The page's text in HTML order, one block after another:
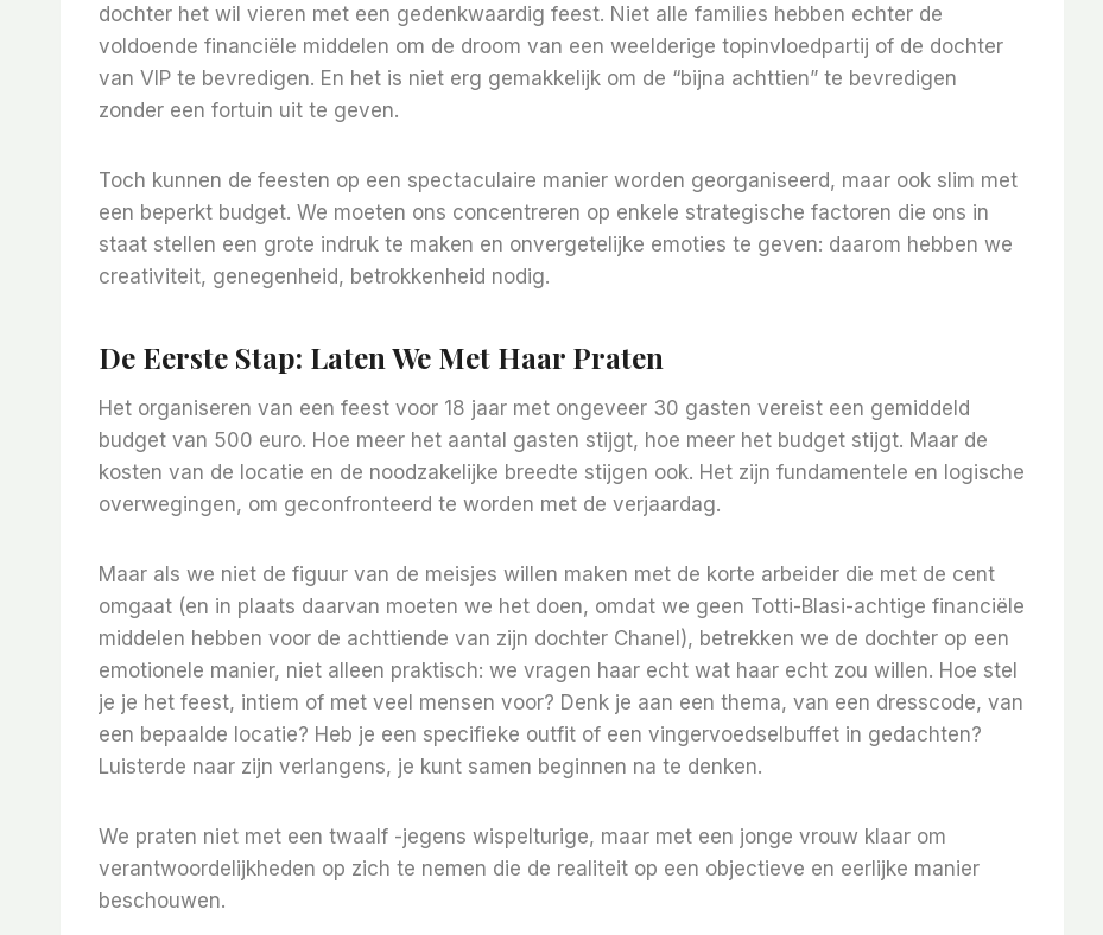
dochter het wil vieren met een gedenkwaardig feest. Niet alle families hebben echter de
voldoende financiële middelen om de droom van een weelderige topinvloedpartij of de dochter
van VIP te bevredigen. En het is niet erg gemakkelijk om de “bijna achttien” te bevredigen
zonder een fortuin uit te geven.
Toch kunnen de feesten op een spectaculaire manier worden georganiseerd, maar ook slim met
een beperkt budget. We moeten ons concentreren op enkele strategische factoren die ons in
staat stellen een grote indruk te maken en onvergetelijke emoties te geven: daarom hebben we
creativiteit, genegenheid, betrokkenheid nodig.
De Eerste Stap: Laten We Met Haar Praten
Het organiseren van een feest voor 18 jaar met ongeveer 30 gasten vereist een gemiddeld
budget van 500 euro. Hoe meer het aantal gasten stijgt, hoe meer het budget stijgt. Maar de
kosten van de locatie en de noodzakelijke breedte stijgen ook. Het zijn fundamentele en logische
overwegingen, om geconfronteerd te worden met de verjaardag.
Maar als we niet de figuur van de meisjes willen maken met de korte arbeider die met de cent
omgaat (en in plaats daarvan moeten we het doen, omdat we geen Totti-Blasi-achtige financiële
middelen hebben voor de achttiende van zijn dochter Chanel), betrekken we de dochter op een
emotionele manier, niet alleen praktisch: we vragen haar echt wat haar echt zou willen. Hoe stel
je je het feest, intiem of met veel mensen voor? Denk je aan een thema, van een dresscode, van
een bepaalde locatie? Heb je een specifieke outfit of een vingervoedselbuffet in gedachten?
Luisterde naar zijn verlangens, je kunt samen beginnen na te denken.
We praten niet met een twaalf -jegens wispelturige, maar met een jonge vrouw klaar om
verantwoordelijkheden op zich te nemen die de realiteit op een objectieve en eerlijke manier
beschouwen.